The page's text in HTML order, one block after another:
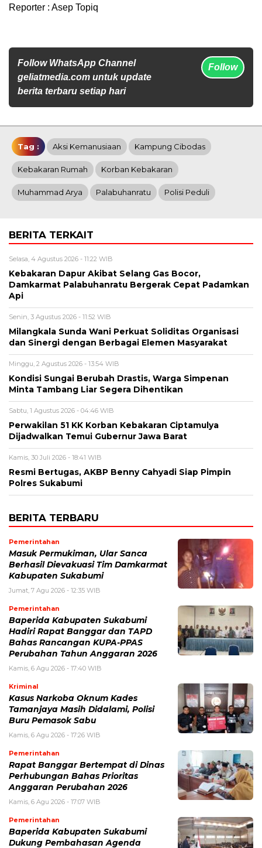
Reporter : Asep Topiq
Follow WhatsApp Channel
geliatmedia.com untuk update
berita terbaru setiap hari
Follow
Tag : Aksi Kemanusiaan Kampung Cibodas
Kebakaran Rumah Korban Kebakaran
Muhammad Arya Palabuhanratu Polisi Peduli
BERITA TERKAIT
Selasa, 4 Agustus 2026 - 11:22 WIB
Kebakaran Dapur Akibat Selang Gas Bocor,
Damkarmat Palabuhanratu Bergerak Cepat Padamkan
Api
Senin, 3 Agustus 2026 - 11:52 WIB
Milangkala Sunda Wani Perkuat Soliditas Organisasi
dan Sinergi dengan Berbagai Elemen Masyarakat
Minggu, 2 Agustus 2026 - 13:54 WIB
Kondisi Sungai Berubah Drastis, Warga Simpenan
Minta Tambang Liar Segera Dihentikan
Sabtu, 1 Agustus 2026 - 04:46 WIB
Perwakilan 51 KK Korban Kebakaran Ciptamulya
Dijadwalkan Temui Gubernur Jawa Barat
Kamis, 30 Juli 2026 - 18:41 WIB
Resmi Bertugas, AKBP Benny Cahyadi Siap Pimpin
Polres Sukabumi
BERITA TERBARU
Pemerintahan
Masuk Permukiman, Ular Sanca
Berhasil Dievakuasi Tim Damkarmat
Kabupaten Sukabumi
Jumat, 7 Agu 2026 - 12:35 WIB
Pemerintahan
Baperida Kabupaten Sukabumi
Hadiri Rapat Banggar dan TAPD
Bahas Rancangan KUPA-PPAS
Perubahan Tahun Anggaran 2026
Kamis, 6 Agu 2026 - 17:40 WIB
Kriminal
Kasus Narkoba Oknum Kades
Tamanjaya Masih Didalami, Polisi
Buru Pemasok Sabu
Kamis, 6 Agu 2026 - 17:26 WIB
Pemerintahan
Rapat Banggar Bertempat di Dinas
Perhubungan Bahas Prioritas
Anggaran Perubahan 2026
Kamis, 6 Agu 2026 - 17:07 WIB
Pemerintahan
Baperida Kabupaten Sukabumi
Dukung Pembahasan Agenda